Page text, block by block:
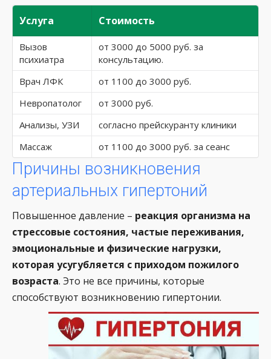
Услуга Стоимость
Вызов
психиатра
от 3000 до 5000 руб. за
консультацию.
Врач ЛФК
от 1100 до 3000 руб.
Невропатолог
от 3000 руб.
Анализы, УЗИ
согласно прейскуранту клиники
Массаж
от 1100 до 3000 руб. за сеанс
Причины возникновения
артериальных гипертоний
Повышенное давление – реакция организма на
стрессовые состояния, частые переживания,
эмоциональные и физические нагрузки,
которая усугубляется с приходом пожилого
возраста. Это не все причины, которые
способствуют возникновению гипертонии.